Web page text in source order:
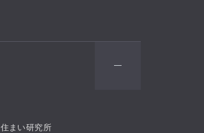
まい研究所